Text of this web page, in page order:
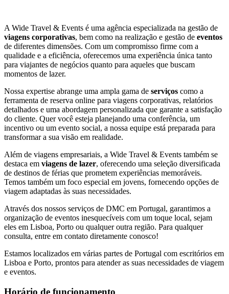
A Wide Travel & Events é uma agência especializada na gestão de
viagens corporativas, bem como na realização e gestão de eventos
de diferentes dimensões. Com um compromisso firme com a
qualidade e a eficiência, oferecemos uma experiência única tanto
para viajantes de negócios quanto para aqueles que buscam
momentos de lazer.
Nossa expertise abrange uma ampla gama de serviços como a
ferramenta de reserva online para viagens corporativas, relatórios
detalhados e uma abordagem personalizada que garante a satisfação
do cliente. Quer você esteja planejando uma conferência, um
incentivo ou um evento social, a nossa equipe está preparada para
transformar a sua visão em realidade.
Além de viagens empresariais, a Wide Travel & Events também se
destaca em viagens de lazer, oferecendo uma seleção diversificada
de destinos de férias que prometem experiências memoráveis.
Temos também um foco especial em jovens, fornecendo opções de
viagem adaptadas às suas necessidades.
Através dos nossos serviços de DMC em Portugal, garantimos a
organização de eventos inesquecíveis com um toque local, sejam
eles em Lisboa, Porto ou qualquer outra região. Para qualquer
consulta, entre em contato diretamente conosco!
Estamos localizados em várias partes de Portugal com escritórios em
Lisboa e Porto, prontos para atender as suas necessidades de viagem
e eventos.
Horário de funcionamento